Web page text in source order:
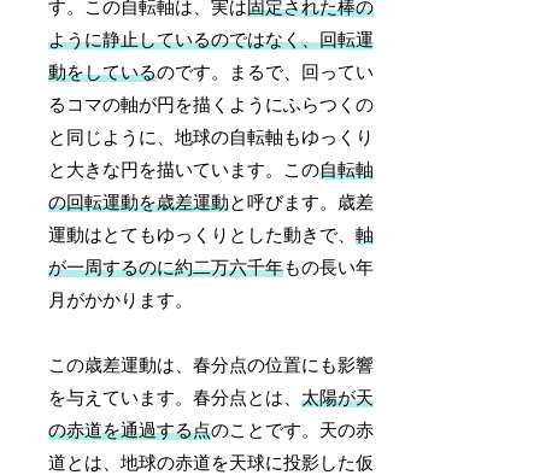
す。この自転軸は、実は固定された棒の
ように静止しているのではなく、回転運
動をしているのです。まるで、回ってい
るコマの軸が円を描くようにふらつくの
と同じように、地球の自転軸もゆっくり
と大きな円を描いています。この自転軸
の回転運動を歳差運動と呼びます。歳差
運動はとてもゆっくりとした動きで、軸
が一周するのに約二万六千年もの長い年
月がかかります。
この歳差運動は、春分点の位置にも影響
を与えています。春分点とは、太陽が天
の赤道を通過する点のことです。天の赤
道とは、地球の赤道を天球に投影した仮